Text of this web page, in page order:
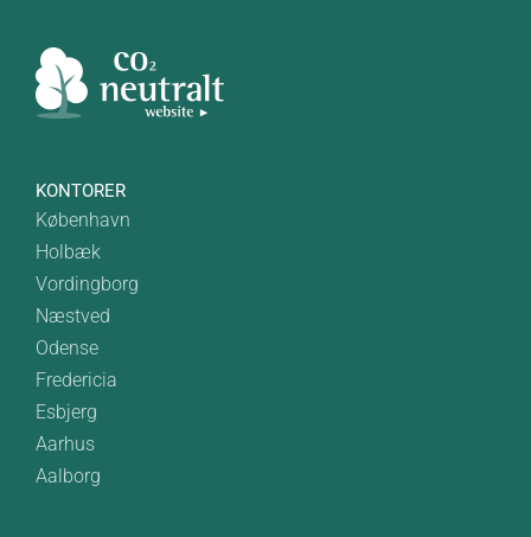
KONTORER
København
Holbæk
Vordingborg
Næstved
Odense
Fredericia
Esbjerg
Aarhus
Aalborg